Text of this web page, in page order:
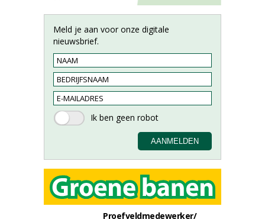
Meld je aan voor onze digitale
nieuwsbrief.
Proefveldmedewerker/